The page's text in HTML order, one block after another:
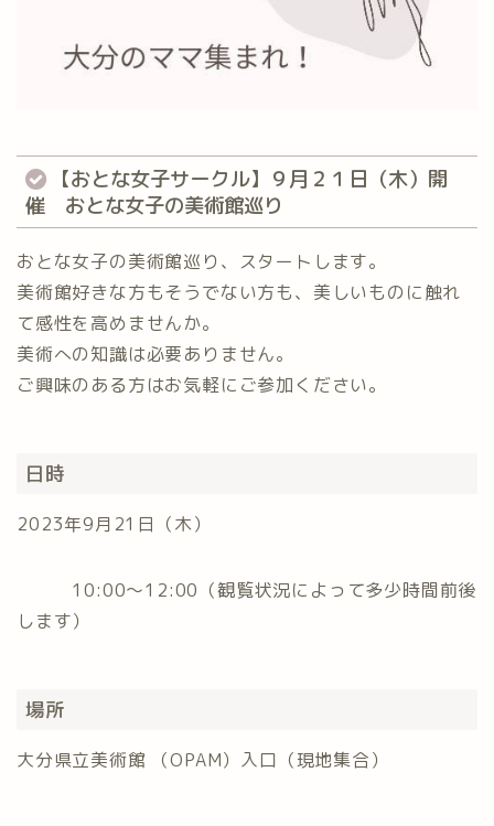
【おとな女子サークル】９月２１日（木）開
催 おとな女子の美術館巡り
おとな女子の美術館巡り、スタートします。
美術館好きな方もそうでない方も、美しいものに触れ
て感性を高めませんか。
美術への知識は必要ありません。
ご興味のある方はお気軽にご参加ください。
日時
2023年9月21日（木）
10:00～12:00（観覧状況によって多少時間前後
します）
場所
大分県立美術館 （OPAM）入口（現地集合）